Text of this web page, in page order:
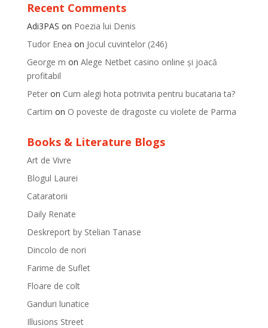
Recent Comments
Adi3PAS on Poezia lui Denis
Tudor Enea on Jocul cuvintelor (246)
George m on Alege Netbet casino online și joacă
profitabil
Peteron Cum alegi hota potrivita pentru bucataria ta?
Cartim on O poveste de dragoste cu violete de Parma
Books & Literature Blogs
Art de Vivre
Blogul Laurei
Cataratorii
Daily Renate
Deskreport by Stelian Tanase
Dincolo de nori
Farime de Suflet
Floare de colt
Ganduri lunatice
Illusions Street